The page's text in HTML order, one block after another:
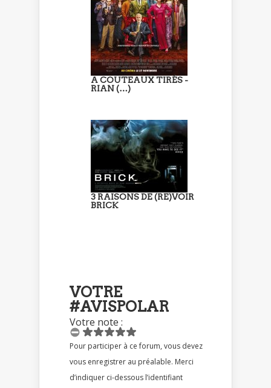
A COUTEAUX TIRÉS -
RIAN (…)
3 RAISONS DE (RE)VOIR
BRICK
VOTRE
#AVISPOLAR
Votre note :
Pour participer à ce forum, vous devez
vous enregistrer au préalable. Merci
d’indiquer ci-dessous l’identifiant